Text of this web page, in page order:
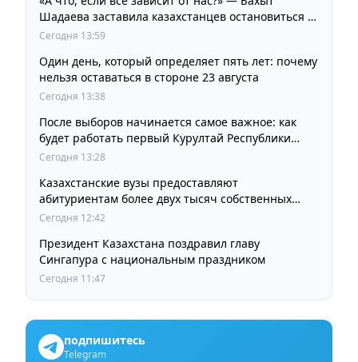
Шадаева заставила казахстанцев остановиться и
задуматься
Сегодня 13:59
Один день, который определяет пять лет: почему
нельзя оставаться в стороне 23 августа
Сегодня 13:38
После выборов начинается самое важное: как
будет работать первый Курултай Республики
Казахстан
Сегодня 13:28
Казахстанские вузы предоставляют
абитуриентам более двух тысяч собственных
образовательных грантов
Сегодня 12:42
Президент Казахстана поздравил главу
Сингапура с национальным праздником
Сегодня 11:47
подпишитесь
Telegram